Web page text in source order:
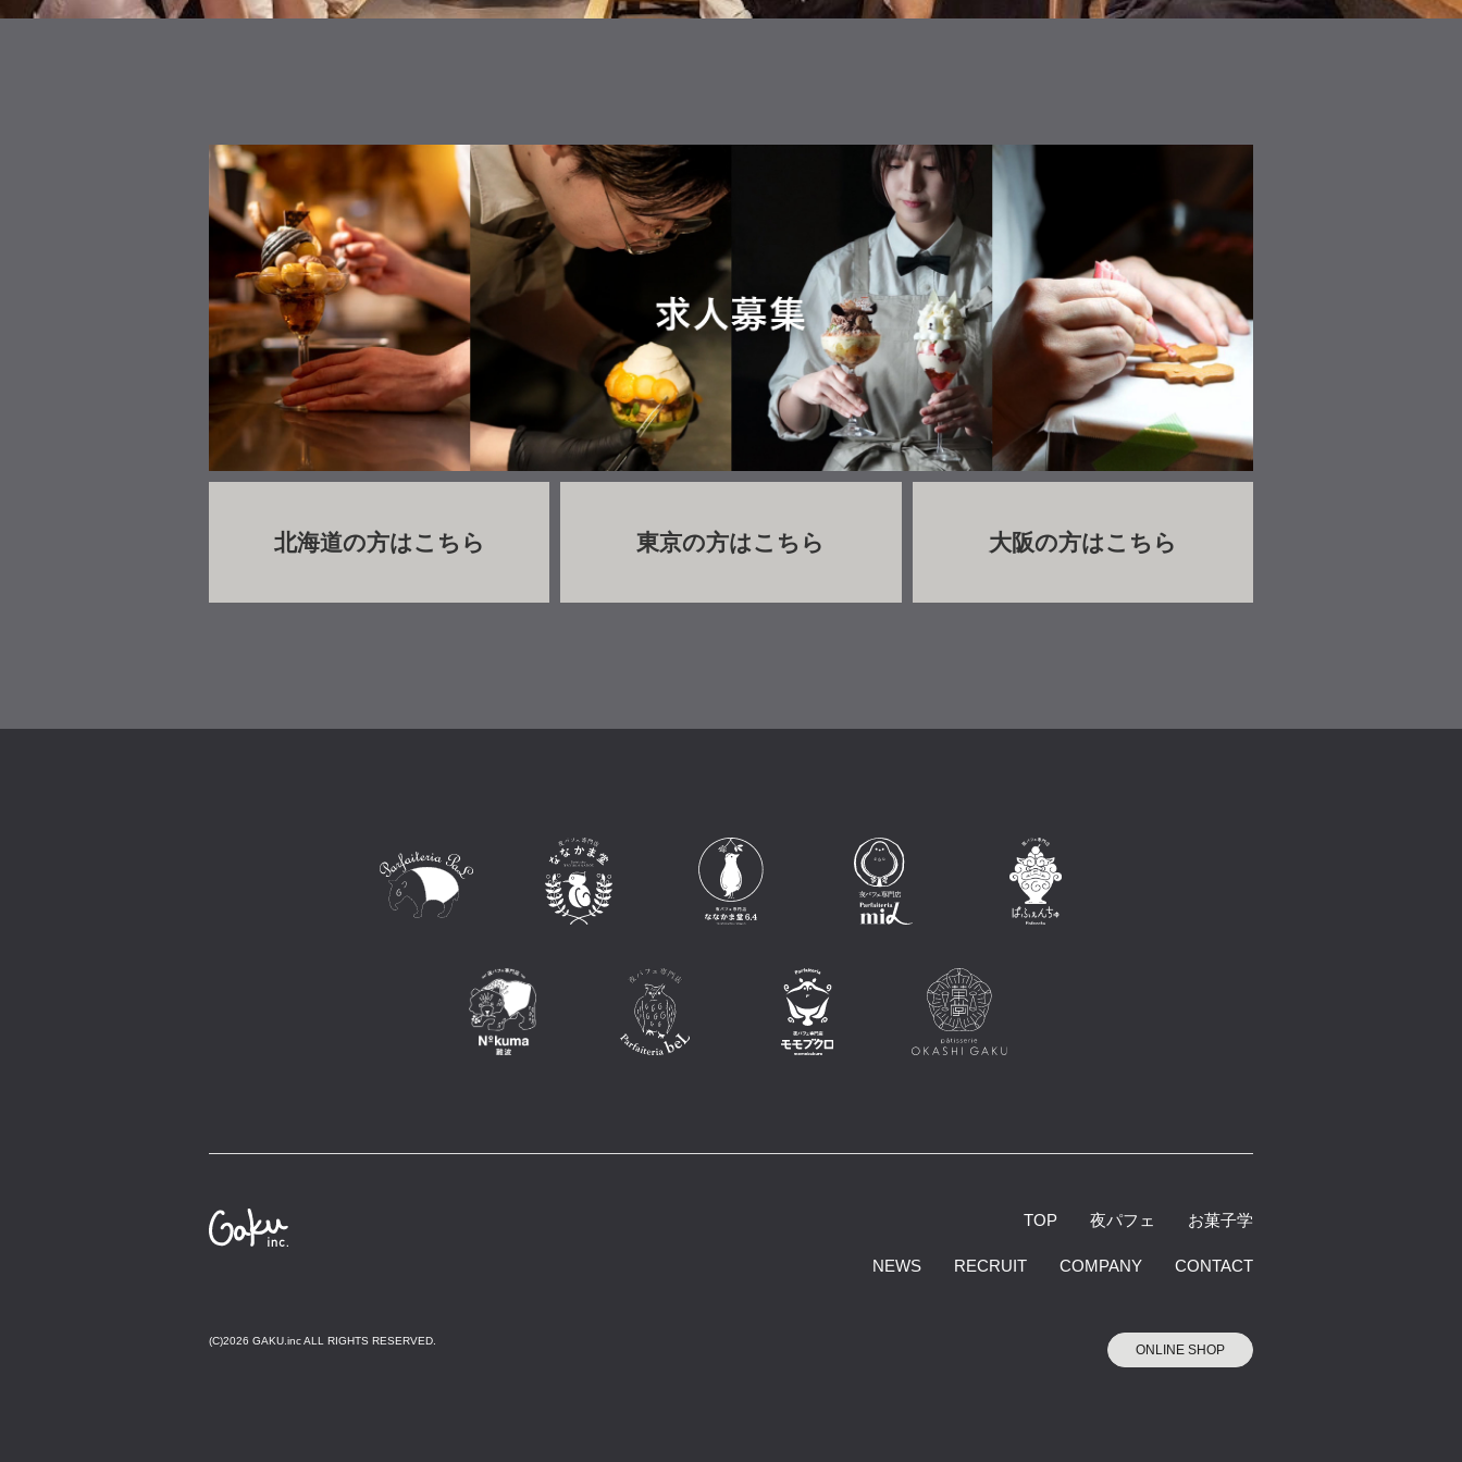
北海道の方はこちら 東京の方はこちら 大阪の方はこちら
TOP 夜パフェ お菓子学
NEWS RECRUIT COMPANY CONTACT
(C)2026 GAKU.inc ALL RIGHTS RESERVED.
ONLINE SHOP